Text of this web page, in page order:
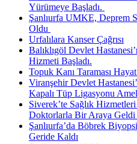
Yürümeye Başladı. ​
Şanlıurfa UMKE, Deprem
Oldu ​
Urfalılara Kanser Çağrısı
Balıklıgöl Devlet
Hizmeti Başladı.
Topuk Kanı Taraması
Viranşehir Devlet
Kapalı Tüp Ligasyonu
Siverek’te Sağlık
Doktorlarla Bir Araya Geldi ​
Şanlıurfa’da Böbrek
Geride Kaldı